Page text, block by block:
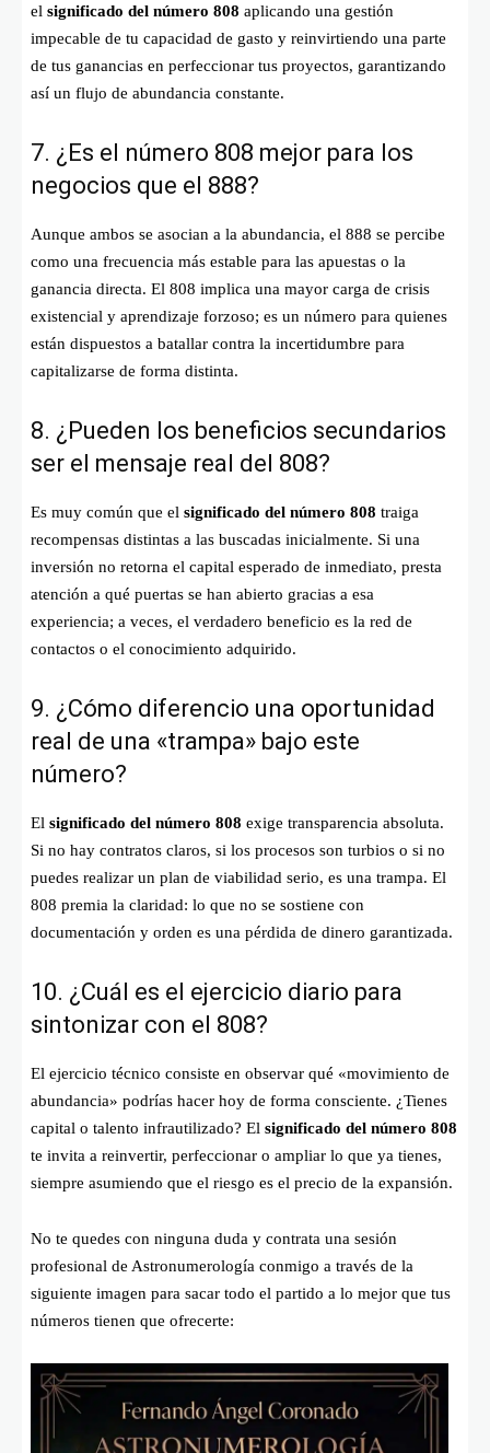
el significado del número 808 aplicando una gestión
impecable de tu capacidad de gasto y reinvirtiendo una parte
de tus ganancias en perfeccionar tus proyectos, garantizando
así un flujo de abundancia constante.
7. ¿Es el número 808 mejor para los
negocios que el 888?
Aunque ambos se asocian a la abundancia, el 888 se percibe
como una frecuencia más estable para las apuestas o la
ganancia directa. El 808 implica una mayor carga de crisis
existencial y aprendizaje forzoso; es un número para quienes
están dispuestos a batallar contra la incertidumbre para
capitalizarse de forma distinta.
8. ¿Pueden los beneficios secundarios
ser el mensaje real del 808?
Es muy común que el significado del número 808 traiga
recompensas distintas a las buscadas inicialmente. Si una
inversión no retorna el capital esperado de inmediato, presta
atención a qué puertas se han abierto gracias a esa
experiencia; a veces, el verdadero beneficio es la red de
contactos o el conocimiento adquirido.
9. ¿Cómo diferencio una oportunidad
real de una «trampa» bajo este
número?
El significado del número 808 exige transparencia absoluta.
Si no hay contratos claros, si los procesos son turbios o si no
puedes realizar un plan de viabilidad serio, es una trampa. El
808 premia la claridad: lo que no se sostiene con
documentación y orden es una pérdida de dinero garantizada.
10. ¿Cuál es el ejercicio diario para
sintonizar con el 808?
El ejercicio técnico consiste en observar qué «movimiento de
abundancia» podrías hacer hoy de forma consciente. ¿Tienes
capital o talento infrautilizado? El significado del número 808
te invita a reinvertir, perfeccionar o ampliar lo que ya tienes,
siempre asumiendo que el riesgo es el precio de la expansión.
No te quedes con ninguna duda y contrata una sesión
profesional de Astronumerología conmigo a través de la
siguiente imagen para sacar todo el partido a lo mejor que tus
números tienen que ofrecerte: